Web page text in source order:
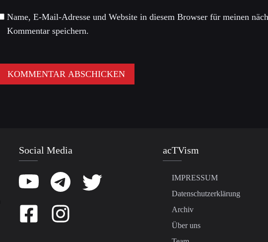
Name, E-Mail-Adresse und Website in diesem Browser für meinen
Kommentar speichern.
Social Media acTVism
IMPRESSUM
Datenschutzerklärung
Archiv
Über uns